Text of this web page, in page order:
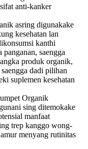
anti-kanker
asring digunakake
kesehatan lan
kanthi
saengga
produk organik,
dadi pilihan
suplemen kesehatan
Organik
sing ditemokake
manfaat
trep kanggo wong-
menyang rutinitas